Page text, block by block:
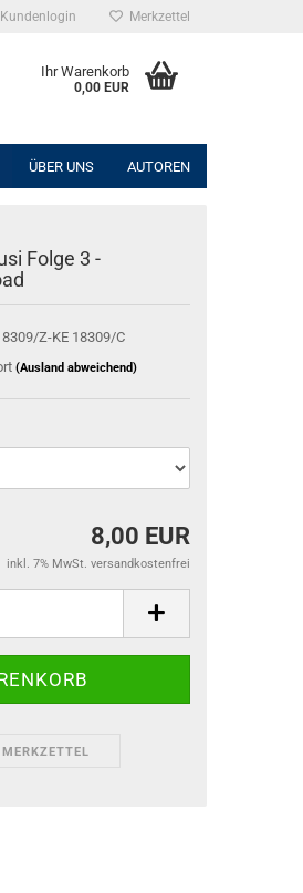
Kundenlogin Merkzettel
Ihr Warenkorb
0,00 EUR
ÜBER UNS AUTOREN
Folge 3 -
Z-KE 18309/C
(Ausland abweichend)
8,00 EUR
inkl. 7% MwSt. versandkostenfrei